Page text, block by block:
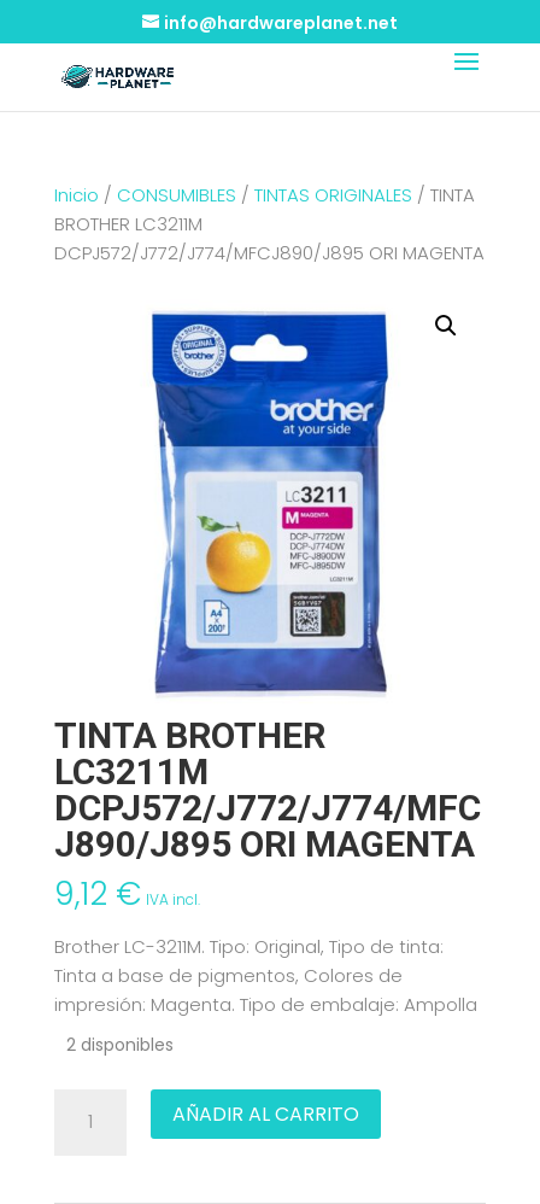
info@hardwareplanet.net
Inicio / CONSUMIBLES / TINTAS ORIGINALES / TINTA
BROTHER LC3211M
DCPJ572/J772/J774/MFCJ890/J895 ORI MAGENTA
TINTA BROTHER
LC3211M
DCPJ572/J772/J774/MFC
J890/J895 ORI MAGENTA
9,12 € IVA incl.
Brother LC-3211M. Tipo: Original, Tipo de tinta:
Tinta a base de pigmentos, Colores de
impresión: Magenta. Tipo de embalaje: Ampolla
2 disponibles
BROTHER
AÑADIR AL CARRITO